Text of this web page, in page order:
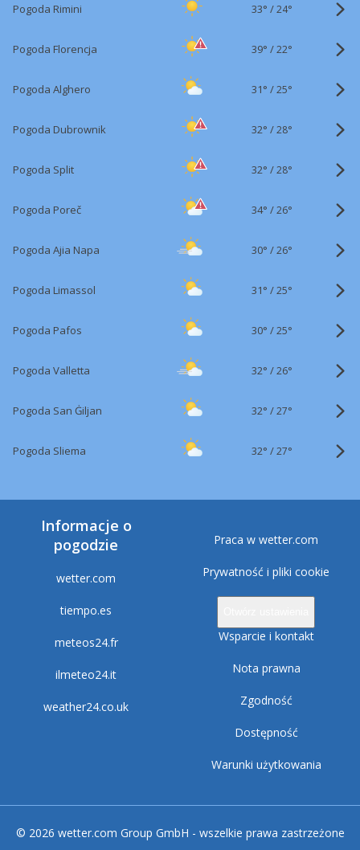
Pogoda Rimini 33° /24°
Pogoda Florencja 39° /22°
Pogoda Alghero 31° /25°
Pogoda Dubrownik 32° /28°
Pogoda Split 32° /28°
Pogoda Poreč 34° /26°
Pogoda Ajia Napa 30° /26°
Pogoda Limassol 31° /25°
Pogoda Pafos 30° /25°
Pogoda Valletta 32° /26°
Pogoda San Ġiljan 32° /27°
Pogoda Sliema 32° /27°
Informacje o
pogodzie
wetter.com
tiempo.es
meteos24.fr
ilmeteo24.it
weather24.co.uk
Praca w wetter.com
Prywatność i pliki cookie
Wsparcie i kontakt
Nota prawna
Zgodność
Dostępność
Warunki użytkowania
© 2026 wetter.com Group GmbH - wszelkie prawa zastrzeżone